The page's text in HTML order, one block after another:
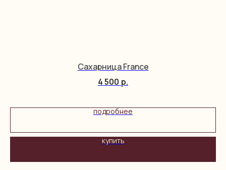
Сахарница France
4 500 р.
подробнее
купить